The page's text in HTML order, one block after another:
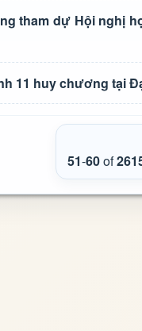
tham dự Hội nghị
11 huy chương tại
51-60of